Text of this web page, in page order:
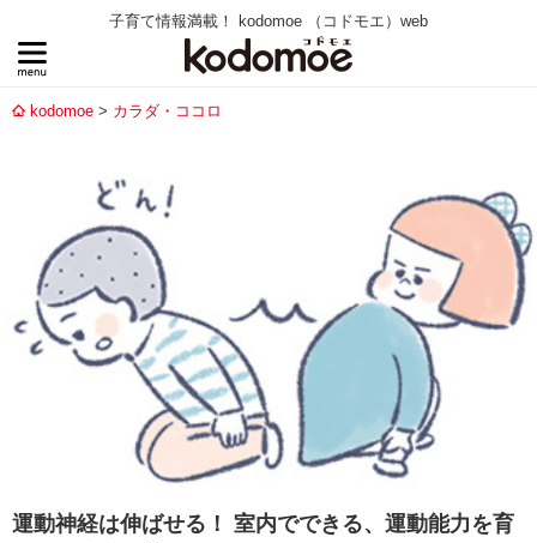
子育て情報満載！ kodomoe （コドモエ）web
kodomoe カラダ・ココロ
運動神経は伸ばせる！ 室内でできる、運動能力を育